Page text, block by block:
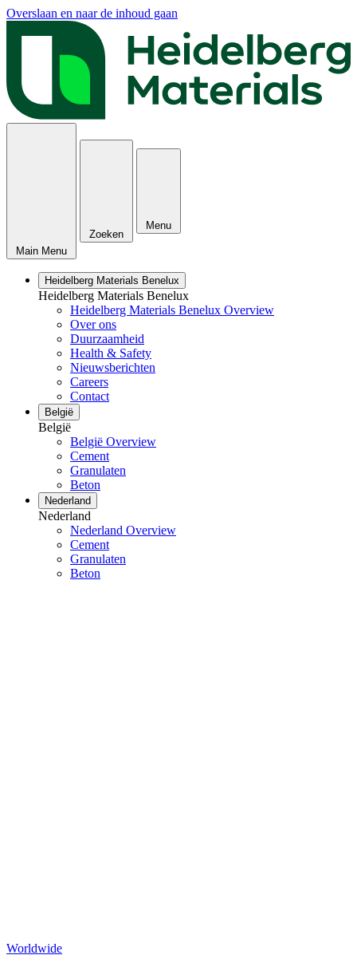
Overslaan en naar de inhoud gaan
Main Menu
Zoeken
Menu
Heidelberg Materials Benelux
Heidelberg Materials Benelux
Heidelberg Materials Benelux Overview
Over ons
Duurzaamheid
Health & Safety
Nieuwsberichten
Careers
Contact
België
België
België Overview
Cement
Granulaten
Beton
Nederland
Nederland
Nederland Overview
Cement
Granulaten
Beton
Worldwide